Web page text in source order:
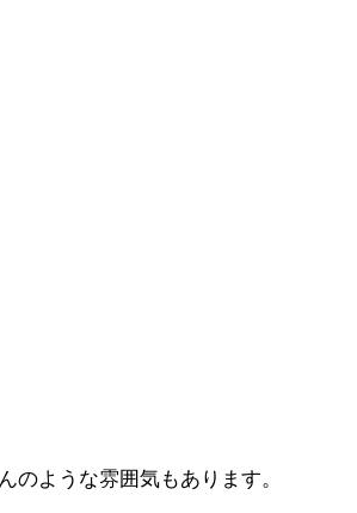
ような雰囲気もあります。